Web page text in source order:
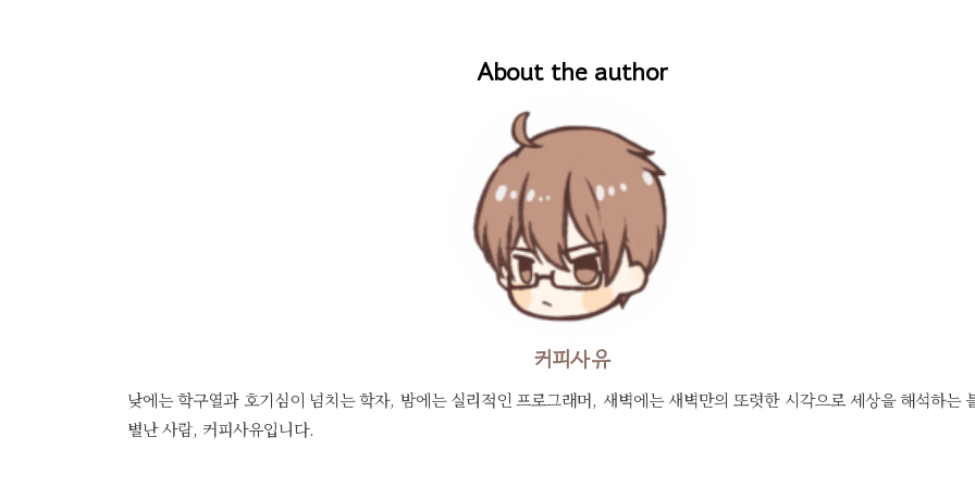
About the author
커피사유
낮에는 학구열과 호기심이 넘치는 학자, 밤에는 실리적인 프로그래머, 새벽에는 새벽만의 또렷한 시각으로 세상을 해석하는
별난 사람, 커피사유입니다.